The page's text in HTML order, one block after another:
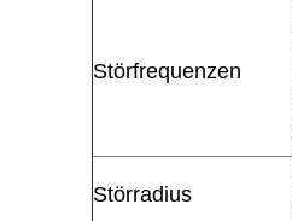
Störfrequenzen
Störradius